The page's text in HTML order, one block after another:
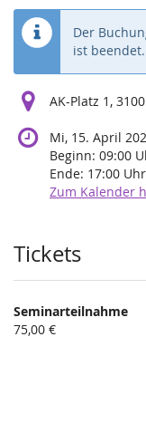
Der
ist beendet.
AK-Platz 1,
Mi, 15. April
Beginn: 09:00
Ende: 17:00 Uhr
Zum Kalender
Produkte
Tickets
Seminarteilnahme
75,00 €